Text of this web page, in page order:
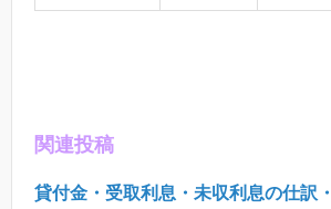
関連投稿
貸付金・受取利息・未収利息の仕訳